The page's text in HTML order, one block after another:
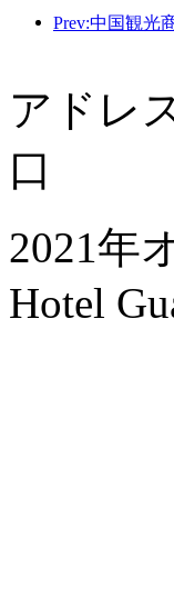
アドレ
口
2021年
Hotel